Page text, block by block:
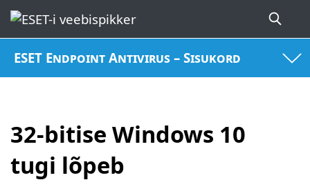
ESET Endpoint Antivirus – Sisukord
32-bitise Windows 10
tugi lõpeb